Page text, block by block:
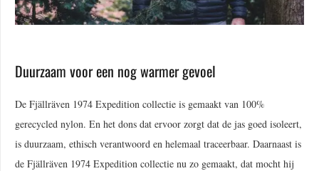
Duurzaam voor een nog warmer gevoel
De Fjällräven 1974 Expedition collectie is gemaakt van 100%
gerecycled nylon. En het dons dat ervoor zorgt dat de jas goed isoleert,
is duurzaam, ethisch verantwoord en helemaal traceerbaar. Daarnaast is
de Fjällräven 1974 Expedition collectie nu zo gemaakt, dat mocht hij